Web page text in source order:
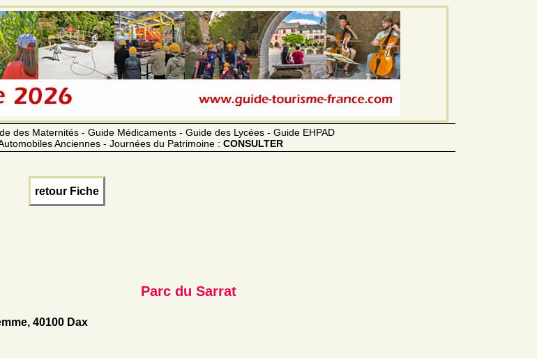
des Maternités - Guide Médicaments - Guide des Lycées - Guide EHPAD
Anciennes - Journées du Patrimoine : CONSULTER
retour Fiche
Parc du Sarrat
40100 Dax